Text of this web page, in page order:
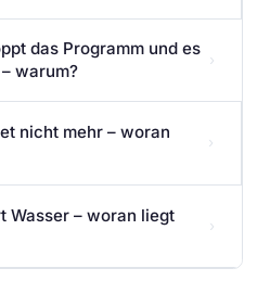
das Programm und es
warum?
›
nicht mehr – woran
›
Wasser – woran liegt
›